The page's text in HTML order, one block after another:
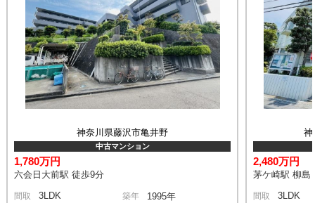
神奈川県藤沢市亀井野
中古マンション
1,780万円
六会日大前駅 徒歩9分
間取 3LDK 築年 1995年
神
2,480万円
茅ケ崎駅 柳島
間取 3LDK